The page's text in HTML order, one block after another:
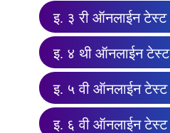
इ. ३ री ऑनलाईन टेस्ट
इ. ४ थी ऑनलाईन टेस्ट
इ. ५ वी ऑनलाईन टेस्ट
इ. ६ वी ऑनलाईन टेस्ट